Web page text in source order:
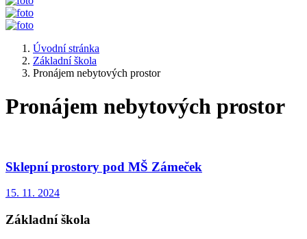
Úvodní stránka
Základní škola
Pronájem nebytových prostor
Pronájem nebytových prostor
Sklepní prostory pod MŠ Zámeček
15. 11. 2024
Základní škola